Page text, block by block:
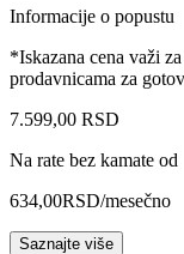
Informacije o popustu
*Iskazana cena važi
prodavnicama za
7.599,00 RSD
Na rate bez kamate od
634,00RSD/mesečno
Saznajte više